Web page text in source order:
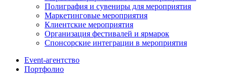
Полиграфия и сувениры для мероприятия
Маркетинговые мероприятия
Клиентские мероприятия
Организация фестивалей и ярмарок
Спонсорские интеграции в мероприятия
Event-агентство
Портфолио